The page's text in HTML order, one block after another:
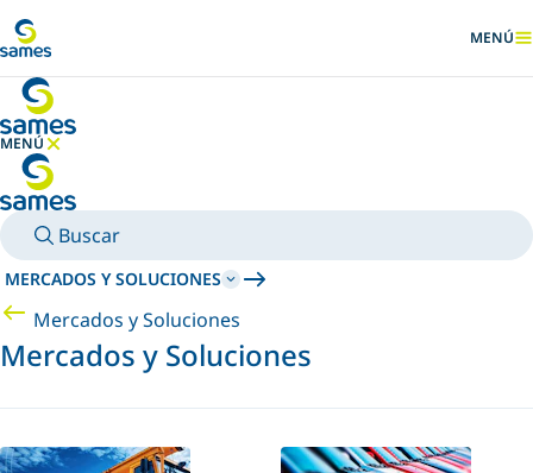
MENÚ
MENÚ
OCULTAR MENÚ
Buscar
MERCADOS Y SOLUCIONES
Mercados y Soluciones
Mercados y Soluciones